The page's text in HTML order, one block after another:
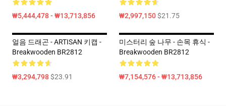
₩5,444,478 - ₩13,713,856 ₩2,997,150$21.75
얼음 드래곤 - ARTISAN 키캡 -
Breakwooden BR2812
₩3,294,798$23.91
미스터리 숲 나무 - 손목 휴식 -
Breakwooden BR2812
₩7,154,576 - ₩13,713,856